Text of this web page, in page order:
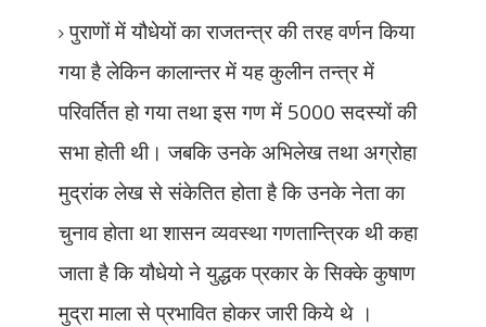
पुराणों में यौधेयों का राजतन्त्र की तरह वर्णन किया
गया है लेकिन कालान्तर में यह कुलीन तन्त्र में
परिवर्तित हो गया तथा इस गण में 5000 सदस्यों की
सभा होती थी। जबकि उनके अभिलेख तथा अग्रोहा
मुद्रांक लेख से संकेतित होता है कि उनके नेता का
चुनाव होता था शासन व्यवस्था गणतान्त्रिक थी कहा
जाता है कि यौधेयो ने युद्धक प्रकार के सिक्के कुषाण
मुद्रा माला से प्रभावित होकर जारी किये थे ।